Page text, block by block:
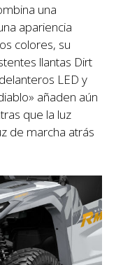
una
apariencia
colores, su
llantas Dirt
LED y
añaden aún
que la luz
de marcha atrás